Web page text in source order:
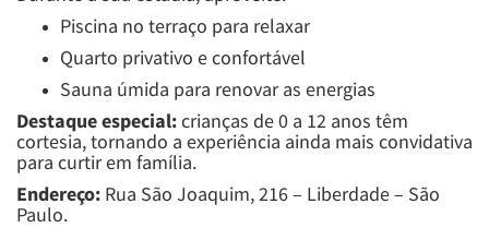
Piscina no terraço para relaxar
Quarto privativo e confortável
Sauna úmida para renovar as energias
Destaque especial:crianças de 0 a 12 anos têm
cortesia, tornando a experiência ainda mais convidativa
para curtir em família.
Endereço: Rua São Joaquim, 216 – Liberdade – São
Paulo.